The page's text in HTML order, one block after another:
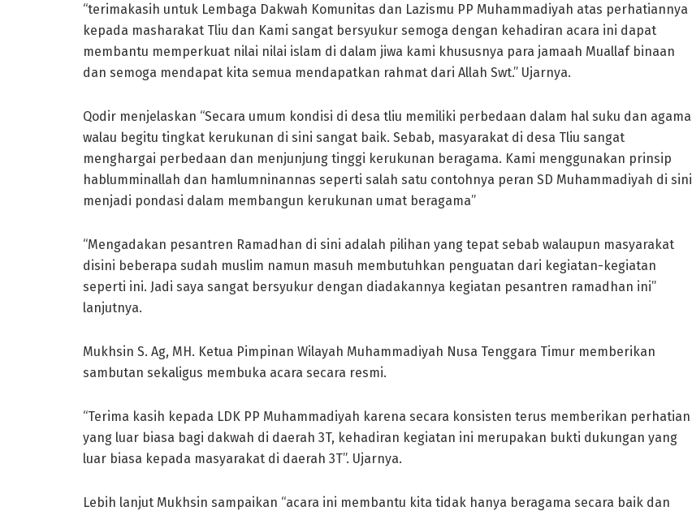
“terimakasih untuk Lembaga Dakwah Komunitas dan Lazismu PP Muhammadiyah atas perhatiannya
kepada masharakat Tliu dan Kami sangat bersyukur semoga dengan kehadiran acara ini dapat
membantu memperkuat nilai nilai islam di dalam jiwa kami khususnya para jamaah Muallaf binaan
dan semoga mendapat kita semua mendapatkan rahmat dari Allah Swt.” Ujarnya.
Qodir menjelaskan “Secara umum kondisi di desa tliu memiliki perbedaan dalam hal suku dan agama
walau begitu tingkat kerukunan di sini sangat baik. Sebab, masyarakat di desa Tliu sangat
menghargai perbedaan dan menjunjung tinggi kerukunan beragama. Kami menggunakan prinsip
hablumminallah dan hamlumninannas seperti salah satu contohnya peran SD Muhammadiyah di sini
menjadi pondasi dalam membangun kerukunan umat beragama”
“Mengadakan pesantren Ramadhan di sini adalah pilihan yang tepat sebab walaupun masyarakat
disini beberapa sudah muslim namun masuh membutuhkan penguatan dari kegiatan-kegiatan
seperti ini. Jadi saya sangat bersyukur dengan diadakannya kegiatan pesantren ramadhan ini”
lanjutnya.
Mukhsin S. Ag, MH. Ketua Pimpinan Wilayah Muhammadiyah Nusa Tenggara Timur memberikan
sambutan sekaligus membuka acara secara resmi.
“Terima kasih kepada LDK PP Muhammadiyah karena secara konsisten terus memberikan perhatian
yang luar biasa bagi dakwah di daerah 3T, kehadiran kegiatan ini merupakan bukti dukungan yang
luar biasa kepada masyarakat di daerah 3T”. Ujarnya.
Lebih lanjut Mukhsin sampaikan “acara ini membantu kita tidak hanya beragama secara baik dan